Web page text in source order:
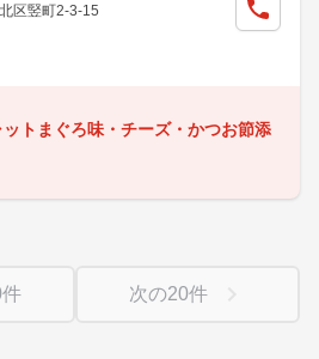
区竪町2-3-15
トまぐろ味・チーズ・かつお節添
件 次の20件